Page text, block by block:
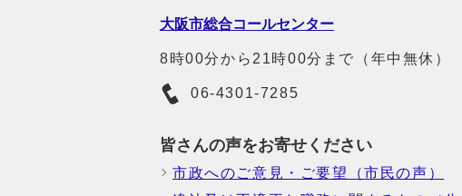
大阪市総合コールセンター
8時00分から21時00分まで（年中無休）
06-4301-7285
皆さんの声をお寄せください
市政へのご意見・ご要望（市民の声）